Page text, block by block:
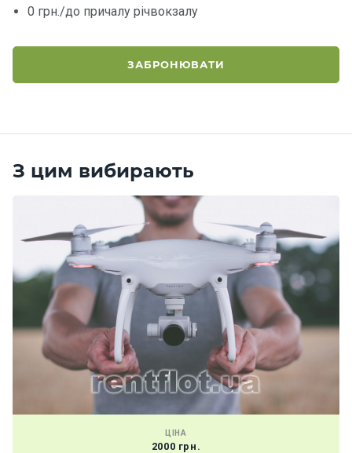
0 грн./до причалу річвокзалу
ЗАБРОНЮВАТИ
З цим вибирають
ЦІНА
2000 грн.